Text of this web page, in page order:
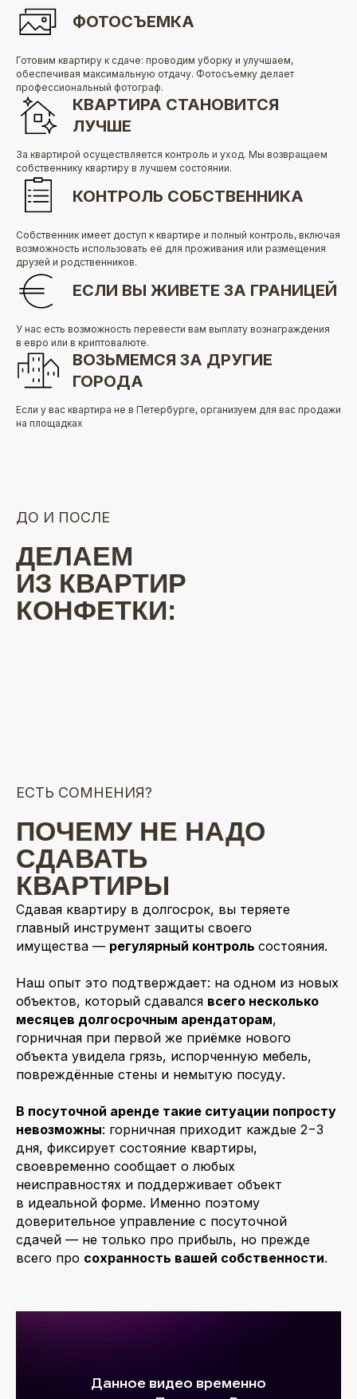
ФОТОСЪЕМКА
Готовим квартиру к сдаче: проводим уборку и улучшаем,
обеспечивая максимальную отдачу. Фотосъемку делает
профессиональный фотограф.
КВАРТИРА СТАНОВИТСЯ
ЛУЧШЕ
За квартирой осуществляется контроль и уход. Мы возвращаем
собственнику квартиру в лучшем состоянии.
КОНТРОЛЬ СОБСТВЕННИКА
Собственник имеет доступ к квартире и полный контроль, включая
возможность использовать её для проживания или размещения
друзей и родственников.
ЕСЛИ ВЫ ЖИВЕТЕ ЗА ГРАНИЦЕЙ
У нас есть возможность перевести вам выплату вознаграждения
в евро или в криптовалюте.
ВОЗЬМЕМСЯ ЗА ДРУГИЕ
ГОРОДА
Если у вас квартира не в Петербурге, организуем для вас продажи
на площадках
ДЕЛАЕМ
ИЗ КВАРТИР
КОНФЕТКИ:
ДО И ПОСЛЕ
ПОЧЕМУ НЕ НАДО
СДАВАТЬ
КВАРТИРЫ
ВДОЛГОСРОК
ЕСТЬ СОМНЕНИЯ?
Сдавая квартиру в долгосрок, вы теряете
главный инструмент защиты своего
имущества — регулярный контроль состояния.
Наш опыт это подтверждает: на одном из новых
объектов, который сдавался всего несколько
месяцев долгосрочным арендаторам,
горничная при первой же приёмке нового
объекта увидела грязь, испорченную мебель,
повреждённые стены и немытую посуду.
В посуточной аренде такие ситуации попросту
невозможны: горничная приходит каждые 2−3
дня, фиксирует состояние квартиры,
своевременно сообщает о любых
неисправностях и поддерживает объект
в идеальной форме. Именно поэтому
доверительное управление с посуточной
сдачей — не только про прибыль, но прежде
всего про сохранность вашей собственности.